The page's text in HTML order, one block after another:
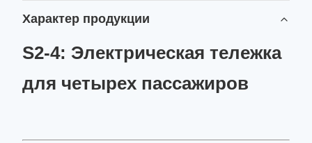
Характер продукции
S2-4: Электрическая тележка
для четырех пассажиров